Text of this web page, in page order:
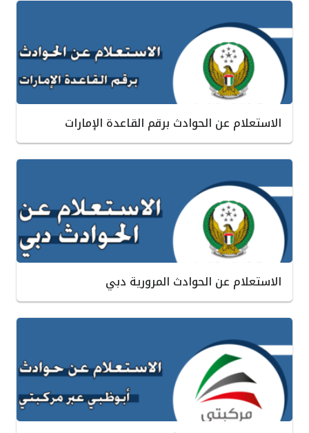
الاستعلام عن الحوادث برقم القاعدة الإمارات
الاستعلام عن الحوادث المرورية دبي